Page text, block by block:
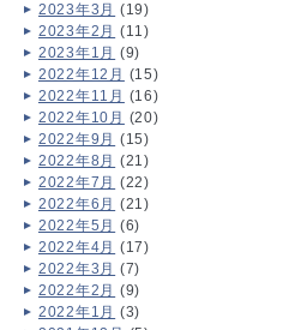
2023年3月 (19)
2023年2月 (11)
2023年1月 (9)
2022年12月 (15)
2022年11月 (16)
2022年10月 (20)
2022年9月 (15)
2022年8月 (21)
2022年7月 (22)
2022年6月 (21)
2022年5月 (6)
2022年4月 (17)
2022年3月 (7)
2022年2月 (9)
2022年1月 (3)